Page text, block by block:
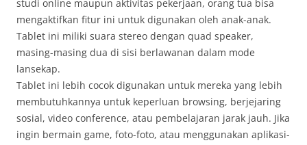
studi online maupun aktivitas pekerjaan, orang tua bisa
mengaktifkan fitur ini untuk digunakan oleh anak-anak.
Tablet ini miliki suara stereo dengan quad speaker,
masing-masing dua di sisi berlawanan dalam mode
lansekap.
Tablet ini lebih cocok digunakan untuk mereka yang lebih
membutuhkannya untuk keperluan browsing, berjejaring
sosial, video conference, atau pembelajaran jarak jauh. Jika
ingin bermain game, foto-foto, atau menggunakan aplikasi-